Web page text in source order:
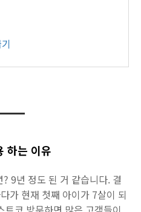
하는 이유
9년 정도 된 거 같습니다. 결
가 현재 첫째 아이가 7살이 되